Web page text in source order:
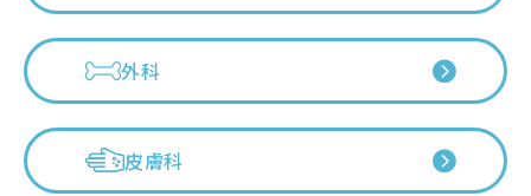
外科
皮膚科